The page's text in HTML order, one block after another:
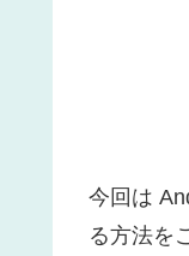
今回は
る方法を